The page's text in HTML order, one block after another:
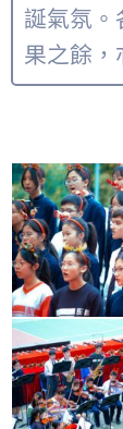
誕氣氛。
果之餘，